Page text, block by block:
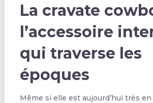
La cravate
l’accessoire
qui traverse les
époques
Même si elle est aujourd’hui très en